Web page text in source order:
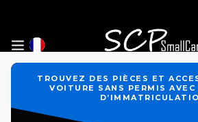
TROUVEZ DES PIÈCES ET
VOITURE SANS PERMIS AVEC